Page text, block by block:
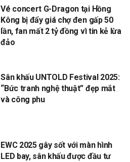
Vé concert G-Dragon tại Hồng
Kông bị đẩy giá chợ đen gấp 50
lần, fan mất 2 tỷ đồng vì tin kẻ lừa
đảo
Sân khấu UNTOLD Festival 2025:
“Bức tranh nghệ thuật” đẹp mắt
và công phu
EWC 2025 gây sốt với màn hình
LED bay, sân khấu được đầu tư